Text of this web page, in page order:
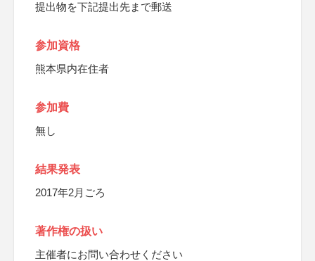
提出物を下記提出先まで郵送
参加資格
熊本県内在住者
参加費
無し
結果発表
2017年2月ごろ
著作権の扱い
主催者にお問い合わせください